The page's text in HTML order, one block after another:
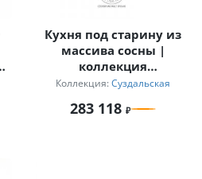
Кухня под старину из
массива сосны |
коллекция
«Суздальская»
Коллекция: Суздальская
283 118